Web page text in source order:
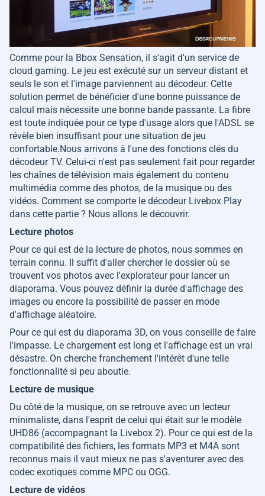
Comme pour la Bbox Sensation, il s'agit d'un service de
cloud gaming. Le jeu est exécuté sur un serveur distant et
seuls le son et l'image parviennent au décodeur. Cette
solution permet de bénéficier d'une bonne puissance de
calcul mais nécessite une bonne bande passante. La fibre
est toute indiquée pour ce type d'usage alors que l'ADSL se
révèle bien insuffisant pour une situation de jeu
confortable.Nous arrivons à l'une des fonctions clés du
décodeur TV. Celui-ci n'est pas seulement fait pour regarder
les chaînes de télévision mais également du contenu
multimédia comme des photos, de la musique ou des
vidéos. Comment se comporte le décodeur Livebox Play
dans cette partie ? Nous allons le découvrir.
Lecture photos
Pour ce qui est de la lecture de photos, nous sommes en
terrain connu. Il suffit d'aller chercher le dossier où se
trouvent vos photos avec l'explorateur pour lancer un
diaporama. Vous pouvez définir la durée d'affichage des
images ou encore la possibilité de passer en mode
d'affichage aléatoire.
Pour ce qui est du diaporama 3D, on vous conseille de faire
l'impasse. Le chargement est long et l'affichage est un vrai
désastre. On cherche franchement l'intérêt d'une telle
fonctionnalité si peu aboutie.
Lecture de musique
Du côté de la musique, on se retrouve avec un lecteur
minimaliste, dans l'esprit de celui qui était sur le modèle
UHD86 (accompagnant la Livebox 2). Pour ce qui est de la
compatibilité des fichiers, les formats MP3 et M4A sont
reconnus mais il vaut mieux ne pas s'aventurer avec des
codec exotiques comme MPC ou OGG.
Lecture de vidéos